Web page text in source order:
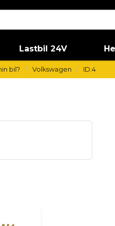
Lastbil 24V
bil? Volkswagen ID.4